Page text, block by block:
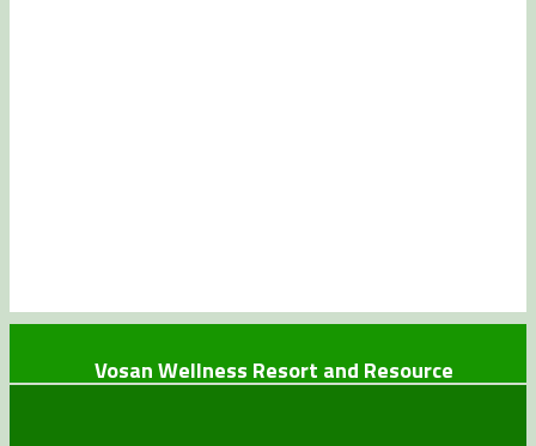
Vosan Wellness Resort and Resource
+234 (0)7064017777